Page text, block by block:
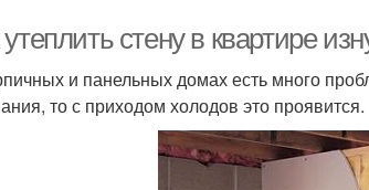
утеплить стену в квартире
и панельных домах есть много
то с приходом холодов это проявится.